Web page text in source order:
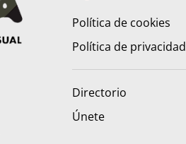
Política de cookies
Política de privacidad
Directorio
Únete